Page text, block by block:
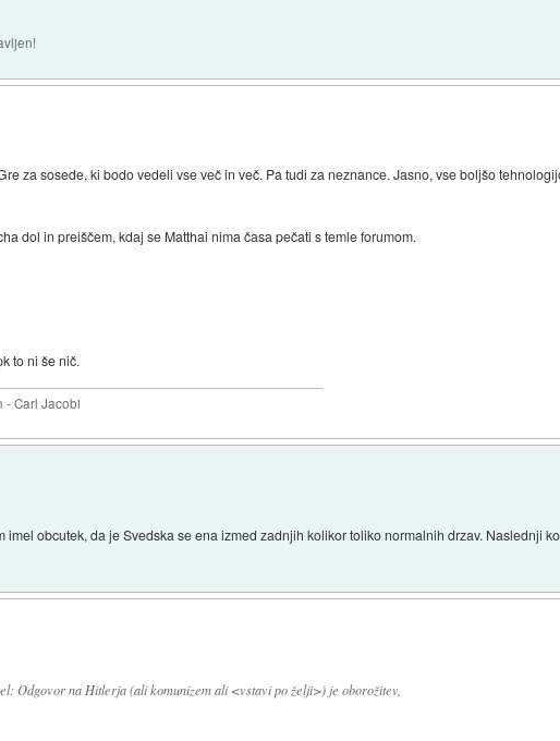
za sosede, ki bodo vedeli vse več in več. Pa tudi za neznance. Jasno, vse boljšo
dol in preiščem, kdaj se Matthai nima časa pečati s temle forumom.
to ni še nič.
- Carl Jacobi
imel obcutek, da je Svedska se ena izmed zadnjih kolikor toliko normalnih drzav. Naslednji
Odgovor na Hitlerja (ali komunizem ali <vstavi po želji>) je oborožitev,